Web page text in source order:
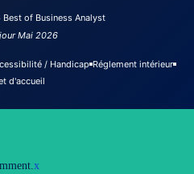
of Business Analyst
Mai 2026
/ Handicap Réglement intérieur
d'accueil
x